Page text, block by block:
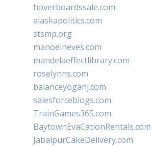
hoverboardssale.com
alaskapolitics.com
stsmp.org
manoelneves.com
mandelaeffectlibrary.com
roselynns.com
balanceyoganj.com
salesforceblogs.com
TrainGames365.com
BaytownEvaCationRentals.com
JabalpurCakeDelivery.com